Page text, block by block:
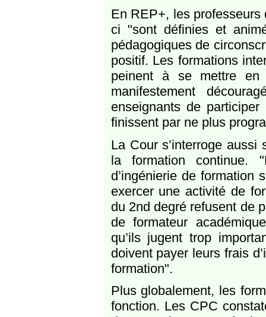
En REP+, les
ci "sont définies et
pédagogiques de
positif. Les formations
peinent à se mettre en
manifestement
enseignants de
finissent par ne plus
La Cour s’interroge
la formation continue.
d’ingénierie de
exercer une activité de
du 2nd degré refusent de
de formateur
qu’ils jugent trop
doivent payer leurs frais
formation".
Plus globalement, les
fonction. Les CPC